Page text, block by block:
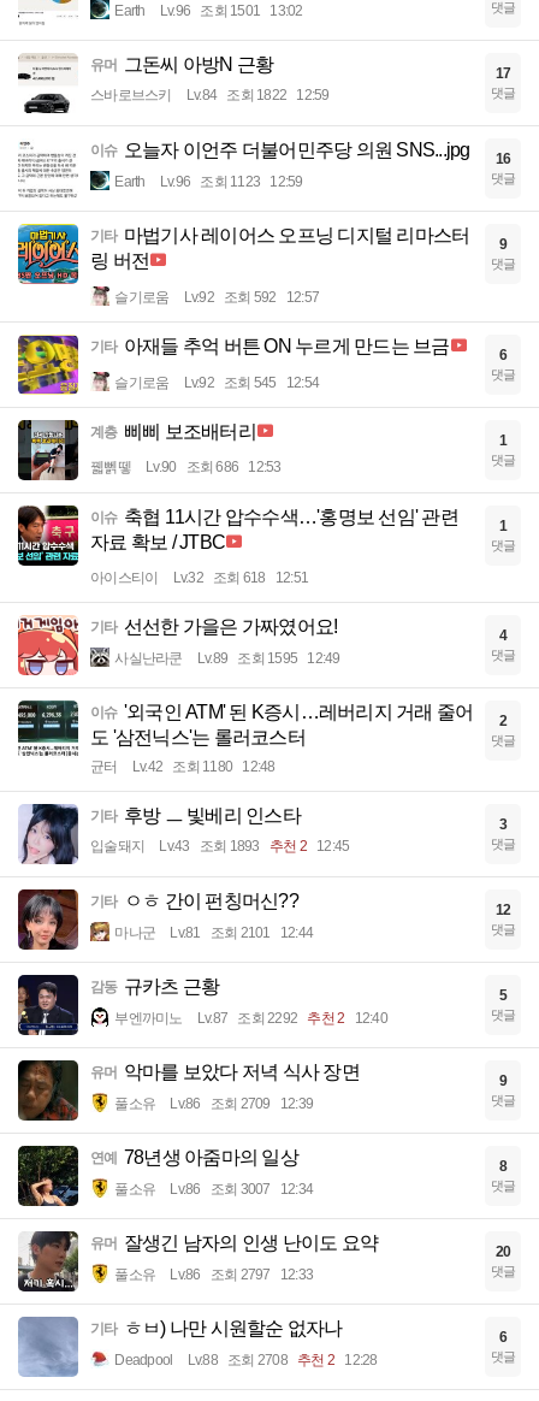
Earth Lv.96 조회 1501 13:02 댓글
유머 그돈씨 아방N 근황
스바로브스키 Lv.84 조회 1822 12:59
17
댓글
이슈 오늘자 이언주 더불어민주당 의원 SNS...jpg
Earth Lv.96 조회 1123 12:59
16
댓글
기타 마법기사 레이어스 오프닝 디지털 리마스터
링 버전
슬기로움 Lv.92 조회 592 12:57
9
댓글
기타 아재들 추억 버튼 ON 누르게 만드는 브금
슬기로움 Lv.92 조회 545 12:54
6
댓글
계층 삐삐 보조배터리
꿻뻵뗗 Lv.90 조회 686 12:53
1
댓글
이슈 축협 11시간 압수수색…'홍명보 선임' 관련
자료 확보 / JTBC
아이스티이 Lv.32 조회 618 12:51
1
댓글
기타 선선한 가을은 가짜였어요!
사실난라쿤 Lv.89 조회 1595 12:49
4
댓글
이슈 '외국인 ATM' 된 K증시…레버리지 거래 줄어
도 '삼전닉스'는 롤러코스터
균터 Lv.42 조회 1180 12:48
2
댓글
기타 후방 ㅡ 빛베리 인스타
입술돼지 Lv.43 조회 1893 추천 2 12:45
3
댓글
기타 ㅇㅎ 간이 펀칭머신??
마나군 Lv.81 조회 2101 12:44
12
댓글
감동 규카츠 근황
부엔까미노 Lv.87 조회 2292 추천 2 12:40
5
댓글
유머 악마를 보았다 저녁 식사 장면
풀소유 Lv.86 조회 2709 12:39
9
댓글
연예 78년생 아줌마의 일상
풀소유 Lv.86 조회 3007 12:34
8
댓글
유머 잘생긴 남자의 인생 난이도 요약
풀소유 Lv.86 조회 2797 12:33
20
댓글
기타 ㅎㅂ) 나만 시원할순 없자나
Deadpool Lv.88 조회 2708 추천 2 12:28
6
댓글